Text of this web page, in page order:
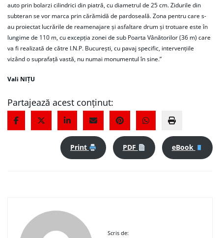
auto prin bolarzi cilindrici din piatră, cu diametrul de 25 cm. Zidurile din
subteran se vor marca prin cărămidă de pardoseală. Zona pentru care s-
au proiectat lucrările de reamenajare și asfaltare drum și trotuare este în
lungime de 110 m, cu excepția zonei de sub Poarta Vânătorilor (36 m) care
va fi realizată de către I.N.P. București, cu pavaj specific, intervențiile
vizând o suprafață vastă, nu numai monumentul în sine.”
Vali NIȚU
Partajează acest conținut:
Print PDF eBook
Scris de: